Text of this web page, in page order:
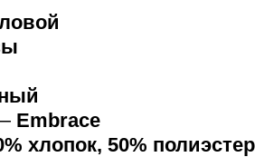
Embrace
хлопок, 50% полиэстер